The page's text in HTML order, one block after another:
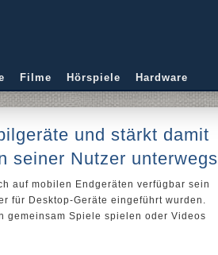
Filme Hörspiele Hardware
und stärkt damit
seiner Nutzer unterwegs
auf mobilen Endgeräten verfügbar sein
für Desktop-Geräte eingeführt wurden.
gemeinsam Spiele spielen oder Videos